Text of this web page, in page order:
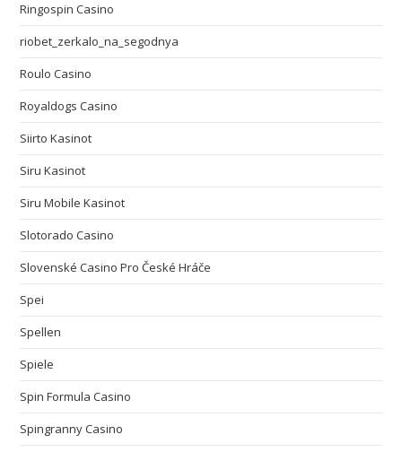
Ringospin Casino
riobet_zerkalo_na_segodnya
Roulo Casino
Royaldogs Casino
Siirto Kasinot
Siru Kasinot
Siru Mobile Kasinot
Slotorado Casino
Slovenské Casino Pro České Hráče
Spei
Spellen
Spiele
Spin Formula Casino
Spingranny Casino